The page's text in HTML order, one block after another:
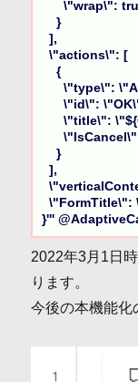
\"wrap\":
    }
  ],
  \"actions\": [
    {
\"type\":
\"id\":
\"title\":
    }
  ],
}'''
2022年3月1日
ります。
今後の本機能化